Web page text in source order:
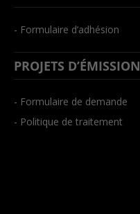
- Formulaire d’adhésion
PROJETS D’ÉMISSION
- Formulaire de demande
- Politique de traitement